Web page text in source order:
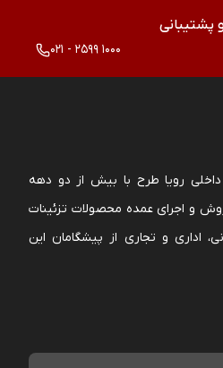
پشتیبانی
021 - 2599 1000
رویا طرح با بیش از دو دهه
و اجرای عمده محصولات تزئینات
اداری و تجاری از پیشگامان این